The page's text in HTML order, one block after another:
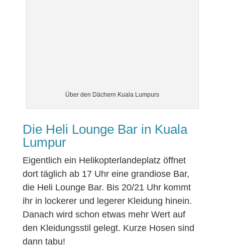
Über den Dächern Kuala Lumpurs
Die Heli Lounge Bar in Kuala
Lumpur
Eigentlich ein Helikopterlandeplatz öffnet
dort täglich ab 17 Uhr eine grandiose Bar,
die Heli Lounge Bar. Bis 20/21 Uhr kommt
ihr in lockerer und legerer Kleidung hinein.
Danach wird schon etwas mehr Wert auf
den Kleidungsstil gelegt. Kurze Hosen sind
dann tabu!